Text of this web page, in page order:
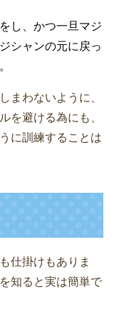
し、かつ一旦マジ
シャンの元に戻っ
まわないように、
を避ける為にも、
に訓練することは
仕掛けもありま
知ると実は簡単で